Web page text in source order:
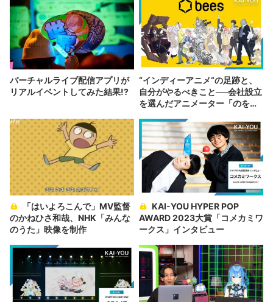
バーチャルライブ配信アプリが
リアルイベントしてみた結果!?
“インディーアニメ“の足跡と、
自分がやるべきこと──会社設立
を選んだアニメーター「のを
のかねひさ和哉、NHK「みんな
のうた」映像を制作
AWARD 2023大賞「コメカミワ
ークス」インタビュー